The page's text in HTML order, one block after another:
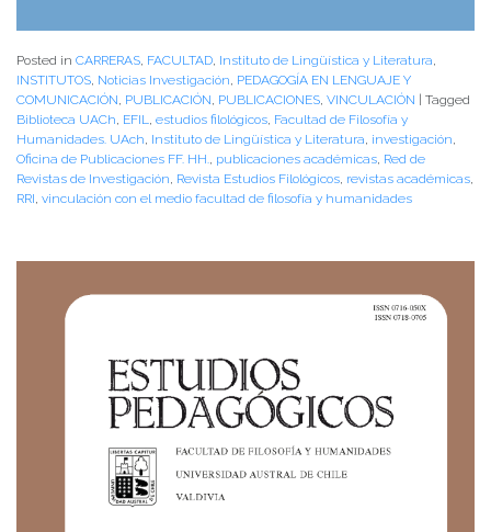
Posted in CARRERAS, FACULTAD, Instituto de Lingüística y Literatura,
INSTITUTOS, Noticias Investigación, PEDAGOGÍA EN LENGUAJE Y
COMUNICACIÓN, PUBLICACIÓN, PUBLICACIONES, VINCULACIÓN
Tagged
Biblioteca UACh, EFIL, estudios filológicos, Facultad de Filosofía y
Humanidades. UAch, Instituto de Lingüística y Literatura, investigación,
Oficina de Publicaciones FF. HH., publicaciones académicas, Red de
Revistas de Investigación, Revista Estudios Filológicos, revistas académicas,
RRI, vinculación con el medio facultad de filosofía y humanidades